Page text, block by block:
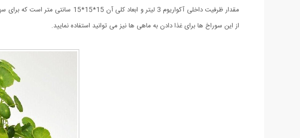
از این سوراخ ها برای غذا دادن به ماهی ها نیز می توانید استفاده نمایید.